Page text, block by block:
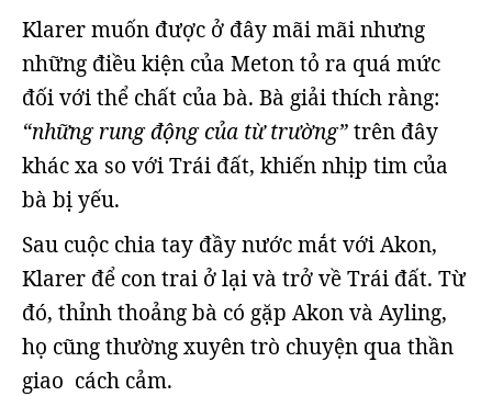
Klarer muốn được ở đây mãi mãi nhưng
những điều kiện của Meton tỏ ra quá mức
đối với thể chất của bà. Bà giải thích rằng:
“những rung động của từ trường”trên đây
khác xa so với Trái đất, khiến nhịp tim của
bà bị yếu.
Sau cuộc chia tay đầy nước mắt với Akon,
Klarer để con trai ở lại và trở về Trái đất. Từ
đó, thỉnh thoảng bà có gặp Akon và Ayling,
họ cũng thường xuyên trò chuyện qua thần
giao cách cảm.